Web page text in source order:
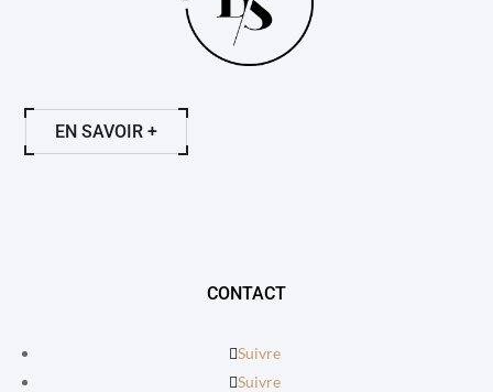
EN SAVOIR +
CONTACT
Suivre
Suivre